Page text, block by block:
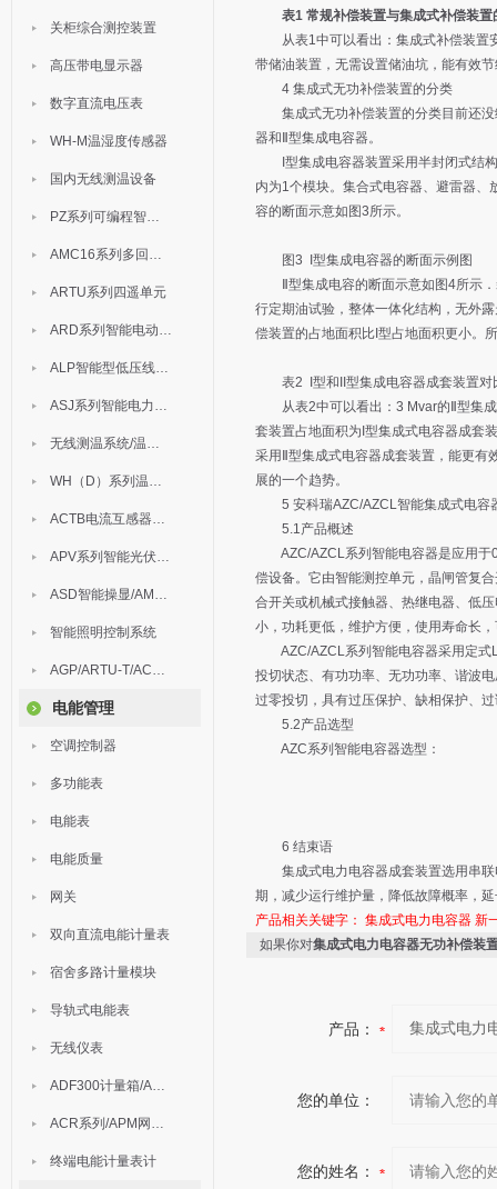
关柜综合测控装置
高压带电显示器
数字直流电压表
WH-M温湿度传感器
国内无线测温设备
PZ系列可编程智能表
AMC16系列多回路监控装置
ARTU系列四遥单元
ARD系列智能电动机保护器
ALP智能型低压线路保护装置
ASJ系列智能电力继电器
无线测温系统/温度巡检
WH（D）系列温湿度控制器
ACTB电流互感器过电压保护器
APV系列智能光伏汇流箱
ASD智能操显/AM中压保护
智能照明控制系统
AGP/ARTU-T/ACM/ADDC
电能管理
空调控制器
多功能表
电能表
电能质量
网关
双向直流电能计量表
宿舍多路计量模块
导轨式电能表
无线仪表
ADF300计量箱/AEW无线计量
ACR系列/APM网络电力仪表
终端电能计量表计
表1 常规补偿装置与集成式补偿装置
从表1中可以看出：集成式补偿装置安
带储油装置，无需设置储油坑，能有效
4 集成式无功补偿装置的分类
集成式无功补偿装置的分类目前还没
器和Ⅱ型集成电容器。
I型集成电容器装置采用半封闭式结构
内为1个模块。集合式电容器、避雷器
容的断面示意如图3所示。
图3 I型集成电容器的断面示例图
Ⅱ型集成电容的断面示意如图4所示．
行定期油试验，整体一体化结构，无外
偿装置的占地面积比I型占地面积更小。
表2 I型和II型集成电容器成套装置对
从表2中可以看出：3 Mvar的Ⅱ型集成
套装置占地面积为I型集成式电容器成套
采用Ⅱ型集成式电容器成套装置，能更有
展的一个趋势。
5 安科瑞AZC/AZCL智能集成式电容
5.1产品概述
AZC/AZCL系列智能电容器是应用于
偿设备。它由智能测控单元，晶闸管复
合开关或机械式接触器、热继电器、低
小，功耗更低，维护方便，使用寿命长
AZC/AZCL系列智能电容器采用定式
投切状态、有功功率、无功功率、谐波
过零投切，具有过压保护、缺相保护、
5.2产品选型
AZC系列智能电容器选型：
6 结束语
集成式电力电容器成套装置选用串联
期，减少运行维护量，降低故障概率，
产品相关关键字： 集成式电力电容器 新
如果你对集成式电力电容器无功补偿装
产品：
您的单位：
您的姓名：